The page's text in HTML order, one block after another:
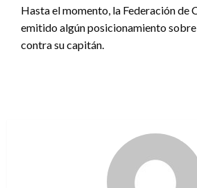
Hasta el momento, la Federación de
emitido algún posicionamiento
contra su capitán.